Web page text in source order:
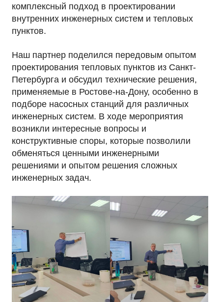
комплексный подход в проектировании
внутренних инженерных систем и тепловых
пунктов.
Наш партнер поделился передовым опытом
проектирования тепловых пунктов из Санкт-
Петербурга и обсудил технические решения,
применяемые в Ростове-на-Дону, особенно в
подборе насосных станций для различных
инженерных систем. В ходе мероприятия
возникли интересные вопросы и
конструктивные споры, которые позволили
обменяться ценными инженерными
решениями и опытом решения сложных
инженерных задач.